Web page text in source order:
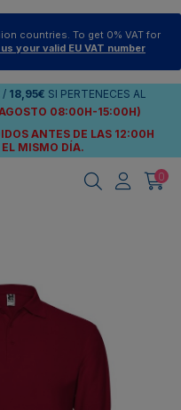
countries. To get 0% VAT for
your valid EU VAT number
/ 18,95€ SI PERTENECES AL
08:00H-15:00H)
ANTES DE LAS 12:00H
EL MISMO DÍA.
0